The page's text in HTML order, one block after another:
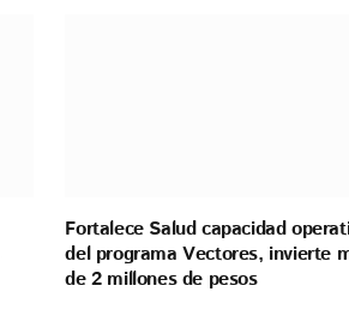
Fortalece Salud capacidad
del programa Vectores, invierte
de 2 millones de pesos